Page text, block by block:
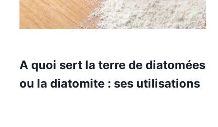
A quoi sert la terre de diatomées
ou la diatomite : ses utilisations